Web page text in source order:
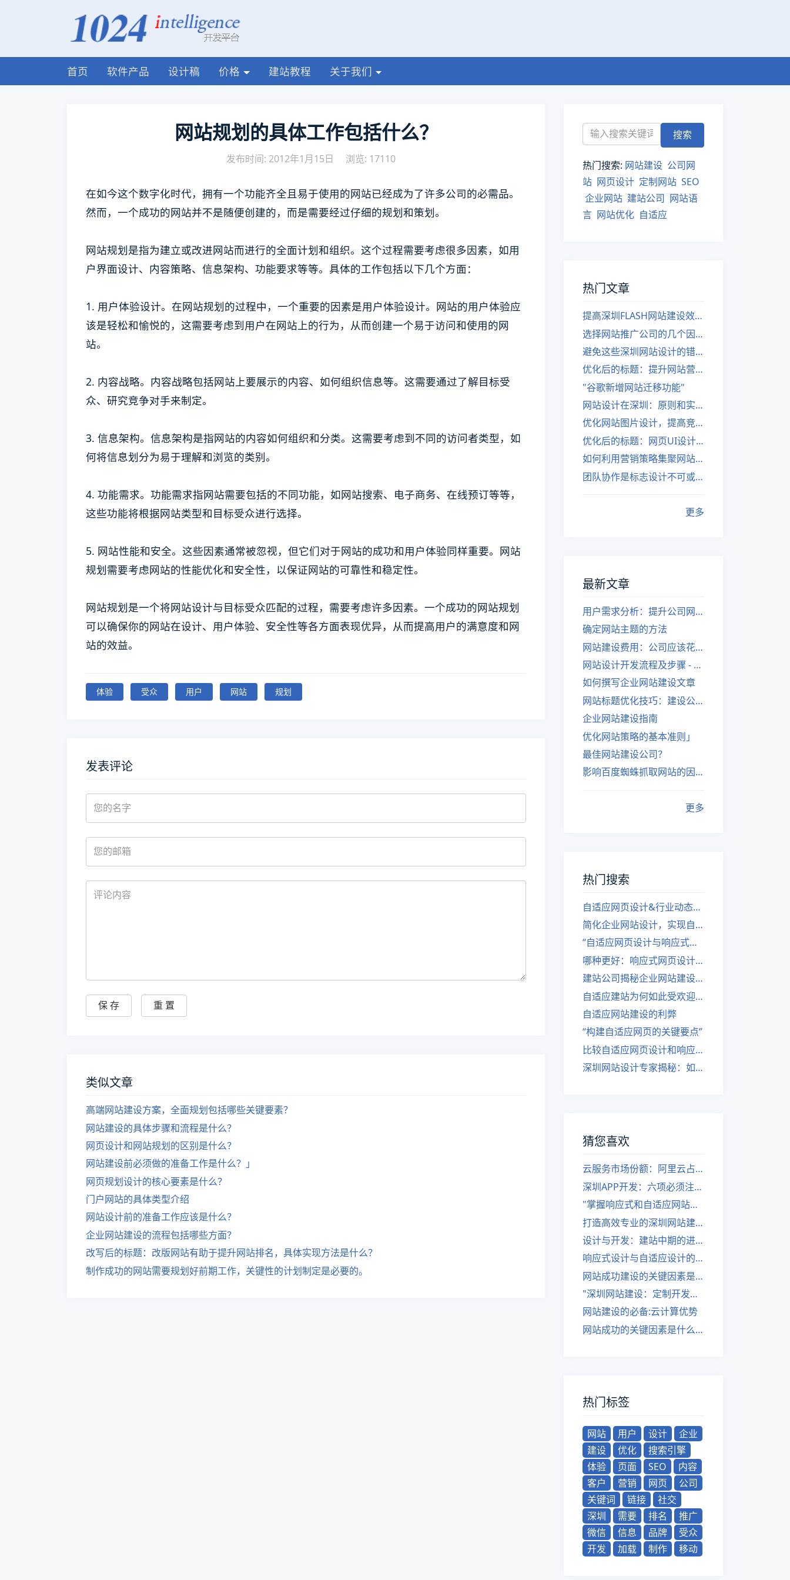
首页 软件产品 设计稿 价格 建站教程 关于我们
网站规划的具体工作包括什么？
发布时间: 2012年1月15日 浏览: 17110
在如今这个数字化时代，拥有一个功能齐全且易于使用的网站已经成为了许多公司的必需品。
然而，一个成功的网站并不是随便创建的，而是需要经过仔细的规划和策划。
网站规划是指为建立或改进网站而进行的全面计划和组织。这个过程需要考虑很多因素，如用
户界面设计、内容策略、信息架构、功能要求等等。具体的工作包括以下几个方面：
1. 用户体验设计。在网站规划的过程中，一个重要的因素是用户体验设计。网站的用户体验应
该是轻松和愉悦的，这需要考虑到用户在网站上的行为，从而创建一个易于访问和使用的网
站。
2. 内容战略。内容战略包括网站上要展示的内容、如何组织信息等。这需要通过了解目标受
众、研究竞争对手来制定。
3. 信息架构。信息架构是指网站的内容如何组织和分类。这需要考虑到不同的访问者类型，如
何将信息划分为易于理解和浏览的类别。
4. 功能需求。功能需求指网站需要包括的不同功能，如网站搜索、电子商务、在线预订等等，
这些功能将根据网站类型和目标受众进行选择。
5. 网站性能和安全。这些因素通常被忽视，但它们对于网站的成功和用户体验同样重要。网站
规划需要考虑网站的性能优化和安全性，以保证网站的可靠性和稳定性。
网站规划是一个将网站设计与目标受众匹配的过程，需要考虑许多因素。一个成功的网站规划
可以确保你的网站在设计、用户体验、安全性等各方面表现优异，从而提高用户的满意度和网
站的效益。
体验 受众 用户 网站 规划
发表评论
类似文章
高端网站建设方案，全面规划包括哪些关键要素？
网站建设的具体步骤和流程是什么？
网页设计和网站规划的区别是什么？
网站建设前必须做的准备工作是什么？」
网页规划设计的核心要素是什么？
门户网站的具体类型介绍
网站设计前的准备工作应该是什么？
企业网站建设的流程包括哪些方面？
改写后的标题：改版网站有助于提升网站排名，具体实现方法是什么？
制作成功的网站需要规划好前期工作，关键性的计划制定是必要的。
热门搜索: 网站建设 公司网
站 网页设计 定制网站 SEO
企业网站 建站公司 网站语
言 网站优化 自适应
热门文章
提高深圳FLASH网站建设效率的建议
选择网站推广公司的几个因素
避免这些深圳网站设计的错误
优化后的标题：提升网站营销绩效的策略
"谷歌新增网站迁移功能"
网站设计在深圳：原则和实践
优化网站图片设计，提高竞争力
优化后的标题：网页UI设计与APP UI设计应用软件
如何利用营销策略集聚网站流量
团队协作是标志设计不可或缺的一部分
更多
最新文章
用户需求分析：提升公司网站建设效果
确定网站主题的方法
网站建设费用：公司应该花费多少？
网站设计开发流程及步骤 - 优化后的标题
如何撰写企业网站建设文章
网站标题优化技巧：建设公司的专业指导
企业网站建设指南
优化网站策略的基本准则」
最佳网站建设公司？
影响百度蜘蛛抓取网站的因素有哪些？
更多
热门搜索
自适应网页设计&行业动态，关注建站。
简化企业网站设计，实现自适应设计的方法
“自适应网页设计与响应式网站建设的异同”
哪种更好：响应式网页设计还是自适应网站？
建站公司揭秘企业网站建设核心原则
自适应建站为何如此受欢迎？
自适应网站建设的利弊
“构建自适应网页的关键要点”
比较自适应网页设计和响应式网站的差异
深圳网站设计专家揭秘：如何实现自适应网页设计
猜您喜欢
云服务市场份额：阿里云占45%，腾讯云占10%
深圳APP开发：六项必须注意的要点
"掌握响应式和自适应网站的区别，优化网站设计"
打造高效专业的深圳网站建设团队——全攻略
设计与开发：建站中期的进展
响应式设计与自适应设计的区别是什么？
网站成功建设的关键因素是什么？
"深圳网站建设：定制开发流程中的主题设计步骤是什么？"
网站建设的必备:云计算优势
网站成功的关键因素是什么？
热门标签
网站 用户 设计
企业
建设
优化
搜索引擎
体验
页面 SEO
内容
客户
营销 网页
公司
关键词
链接
社交
深圳
需要 排名
推广
微信
信息 品牌
受众
开发
加载 制作 移动